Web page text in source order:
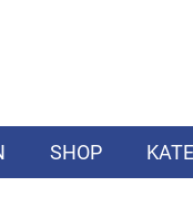
SHOP